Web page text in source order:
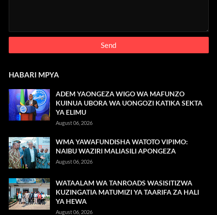
HABARI MPYA
ADEM YAONGEZA WIGO WA MAFUNZO
KUINUA UBORA WA UONGOZI KATIKA SEKTA
YA ELIMU
August 06, 2026
WMA YAWAFUNDISHA WATOTO VIPIMO:
NAIBU WAZIRI MALIASILI APONGEZA
August 06, 2026
WATAALAM WA TANROADS WASISITIZWA
KUZINGATIA MATUMIZI YA TAARIFA ZA HALI
YA HEWA
August 06, 2026